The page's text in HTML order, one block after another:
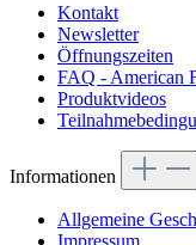
Kontakt
Newsletter
Öffnungszeiten
FAQ - American
Produktvideos
Informationen
Allgemeine
Impressum